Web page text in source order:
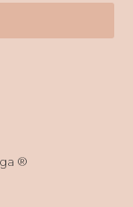
®